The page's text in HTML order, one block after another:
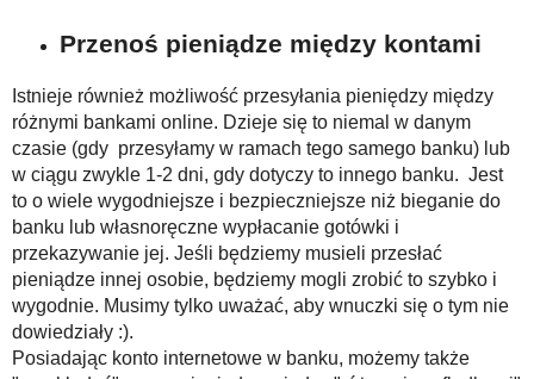
Przenoś pieniądze między kontami
Istnieje również możliwość przesyłania pieniędzy między
różnymi bankami online. Dzieje się to niemal w danym
czasie (gdy przesyłamy w ramach tego samego banku) lub
w ciągu zwykle 1-2 dni, gdy dotyczy to innego banku. Jest
to o wiele wygodniejsze i bezpieczniejsze niż bieganie do
banku lub własnoręczne wypłacanie gotówki i
przekazywanie jej. Jeśli będziemy musieli przesłać
pieniądze innej osobie, będziemy mogli zrobić to szybko i
wygodnie. Musimy tylko uważać, aby wnuczki się o tym nie
dowiedziały :).
Posiadając konto internetowe w banku, możemy także